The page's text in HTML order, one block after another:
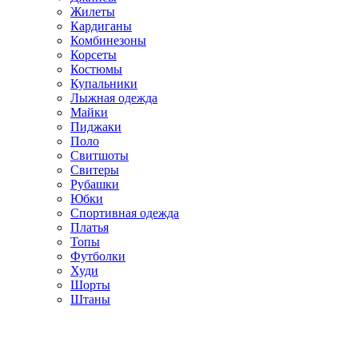
Жилеты
Кардиганы
Комбинезоны
Корсеты
Костюмы
Купальники
Лыжная одежда
Майки
Пиджаки
Поло
Свитшоты
Свитеры
Рубашки
Юбки
Спортивная одежда
Платья
Топы
Футболки
Худи
Шорты
Штаны